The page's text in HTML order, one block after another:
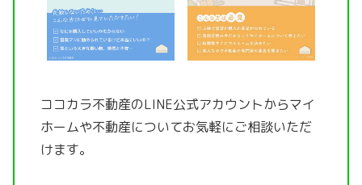
ココカラ不動産のLINE公式アカウントからマイ
ホームや不動産についてお気軽にご相談いただ
けます。